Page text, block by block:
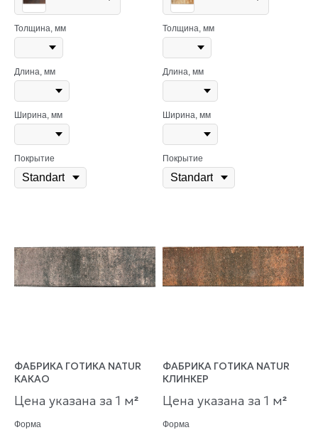
Толщина, мм
Длина, мм
Ширина, мм
Покрытие
Толщина, мм
Длина, мм
Ширина, мм
Покрытие
ФАБРИКА ГОТИКА NATUR
КАКАО
Цена указана за 1 м²
Форма
ФАБРИКА ГОТИКА NATUR
КЛИНКЕР
Цена указана за 1 м²
Форма